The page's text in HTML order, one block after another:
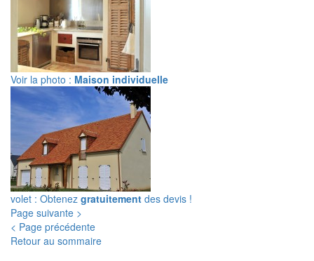
Voir la photo : Maison individuelle
volet : Obtenez gratuitement des devis !
Page suivante >
< Page précédente
Retour au sommaire